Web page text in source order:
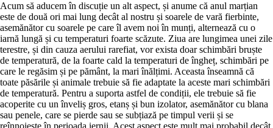
Acum să aducem în discuție un alt aspect, și anume că anul marțian
este de două ori mai lung decât al nostru și soarele de vară fierbinte,
asemănător cu soarele pe care îl avem noi în munți, alternează cu o
iarnă lungă și cu temperaturi foarte scăzute. Ziua are lungimea unei zile
terestre, și din cauza aerului rarefiat, vor exista doar schimbări bruște
de temperatură, de la foarte cald la temperaturi de îngheț, schimbări pe
care le regăsim și pe pământ, la mari înălțimi. Aceasta înseamnă că
toate păsările și animale trebuie să fie adaptate la aceste mari schimbări
de temperatură. Pentru a suporta astfel de condiții, ele trebuie să fie
acoperite cu un înveliș gros, etanș și bun izolator, asemănător cu blana
sau penele, care se pierde sau se subțiază pe timpul verii și se